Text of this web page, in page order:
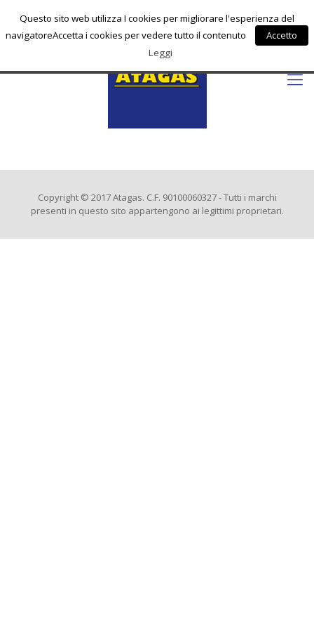
Copyright © 2017 Atagas. C.F. 90100060327 - Tutti i marchi
presenti in questo sito appartengono ai legittimi proprietari.
Questo sito web utilizza I cookies per migliorare l'esperienza del
navigatoreAccetta i cookies per vedere tutto il contenuto
Accetto
Leggi